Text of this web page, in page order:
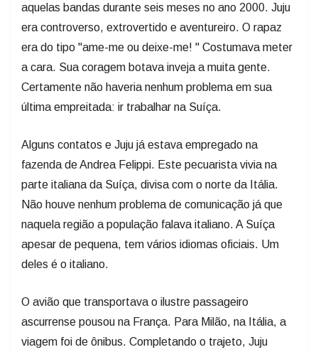
aquelas bandas durante seis meses no ano 2000. Juju
era controverso, extrovertido e aventureiro. O rapaz
era do tipo "ame-me ou deixe-me! " Costumava meter
a cara. Sua coragem botava inveja a muita gente.
Certamente não haveria nenhum problema em sua
última empreitada: ir trabalhar na Suíça.
Alguns contatos e Juju já estava empregado na
fazenda de Andrea Felippi. Este pecuarista vivia na
parte italiana da Suíça, divisa com o norte da Itália.
Não houve nenhum problema de comunicação já que
naquela região a população falava italiano. A Suíça
apesar de pequena, tem vários idiomas oficiais. Um
deles é o italiano.
O avião que transportava o ilustre passageiro
ascurrense pousou na França. Para Milão, na Itália, a
viagem foi de ônibus. Completando o trajeto, Juju